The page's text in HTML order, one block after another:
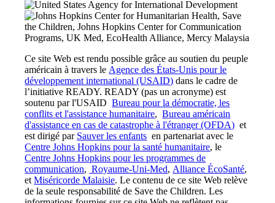
Ce site Web est rendu possible grâce au soutien du peuple
américain à travers le Agence des États-Unis pour le
développement international (USAID) dans le cadre de
l’initiative READY. READY (pas un acronyme) est
soutenu par l'USAIDBureau pour la démocratie, les
conflits et l'assistance humanitaire,Bureau américain
d'assistance en cas de catastrophe à l'étranger (OFDA) et
est dirigé par Sauver les enfants en partenariat avec le
Centre Johns Hopkins pour la santé humanitaire, le
Centre Johns Hopkins pour les programmes de
communication, Royaume-Uni-Med, Alliance ÉcoSanté,
etMiséricorde Malaisie. Le contenu de ce site Web relève
de la seule responsabilité de Save the Children. Les